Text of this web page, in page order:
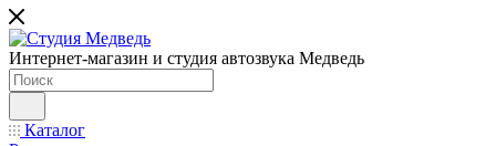
Интернет-магазин и студия автозвука Медведь
Каталог